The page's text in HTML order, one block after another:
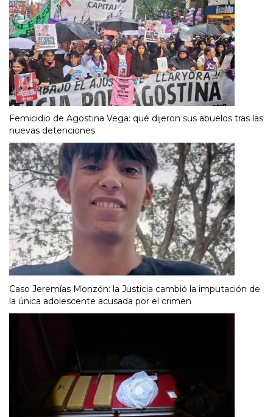
Femicidio de Agostina Vega: qué dijeron sus abuelos tras las
nuevas detenciones
Caso Jeremías Monzón: la Justicia cambió la imputación de
la única adolescente acusada por el crimen